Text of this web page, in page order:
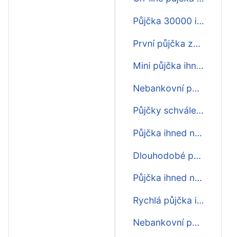
Půjčka 30000 ihned
První půjčka zdarma ihned
Mini půjčka ihned na účet
Nebankovní půjčka schválení ihned
Půjčky schválení ihned
Půjčka ihned na splátky
Dlouhodobé půjčky ihned
Půjčka ihned nebankovní
Rychlá půjčka ihned účet
Nebankovní půjčky schválení online ihned